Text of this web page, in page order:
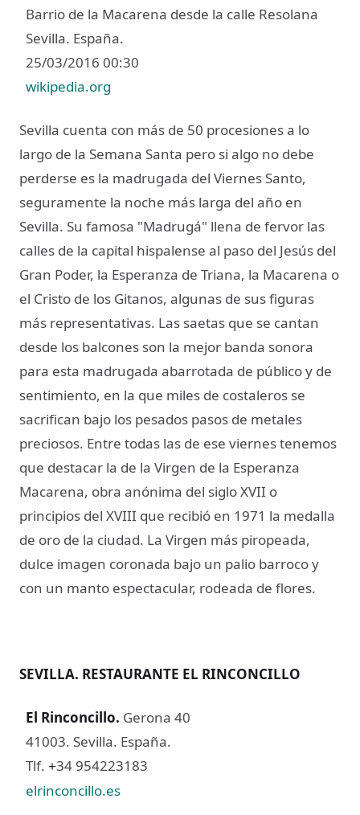
Barrio de la Macarena desde la calle Resolana
Sevilla. España.
25/03/2016 00:30
wikipedia.org
Sevilla cuenta con más de 50 procesiones a lo
largo de la Semana Santa pero si algo no debe
perderse es la madrugada del Viernes Santo,
seguramente la noche más larga del año en
Sevilla. Su famosa "Madrugá" llena de fervor las
calles de la capital hispalense al paso del Jesús del
Gran Poder, la Esperanza de Triana, la Macarena o
el Cristo de los Gitanos, algunas de sus figuras
más representativas. Las saetas que se cantan
desde los balcones son la mejor banda sonora
para esta madrugada abarrotada de público y de
sentimiento, en la que miles de costaleros se
sacrifican bajo los pesados pasos de metales
preciosos. Entre todas las de ese viernes tenemos
que destacar la de la Virgen de la Esperanza
Macarena, obra anónima del siglo XVII o
principios del XVIII que recibió en 1971 la medalla
de oro de la ciudad. La Virgen más piropeada,
dulce imagen coronada bajo un palio barroco y
con un manto espectacular, rodeada de flores.
SEVILLA. RESTAURANTE EL RINCONCILLO
El Rinconcillo. Gerona 40
41003. Sevilla. España.
Tlf. +34 954223183
elrinconcillo.es